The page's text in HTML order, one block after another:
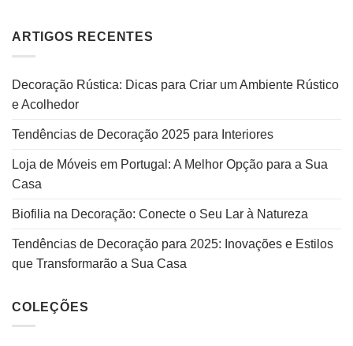
ARTIGOS RECENTES
Decoração Rústica: Dicas para Criar um Ambiente Rústico
e Acolhedor
Tendências de Decoração 2025 para Interiores
Loja de Móveis em Portugal: A Melhor Opção para a Sua
Casa
Biofilia na Decoração: Conecte o Seu Lar à Natureza
Tendências de Decoração para 2025: Inovações e Estilos
que Transformarão a Sua Casa
COLEÇÕES